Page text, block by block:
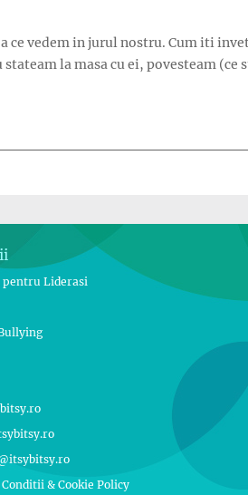
vedem in jurul nostru. Cum iti
la masa cu ei, povesteam (ce
pentru Liderasi
& Cookie Policy